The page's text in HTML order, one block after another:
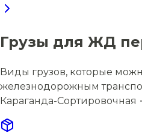
Грузы для ЖД
Виды грузов, которые
железнодорожным
Караганда-Сортировочная